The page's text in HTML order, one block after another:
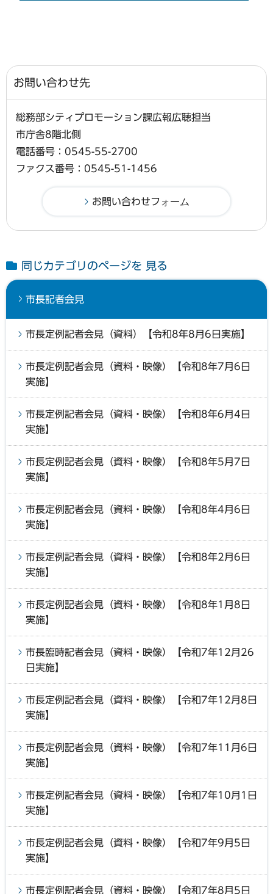
お問い合わせ先
総務部シティプロモーション課広報広聴担当
市庁舎8階北側
電話番号：0545-55-2700
ファクス番号：0545-51-1456
同じカテゴリのページを 見る
市長記者会見
市長定例記者会見（資料）【令和8年8月6日実施】
市長定例記者会見（資料・映像）【令和8年7月6日
実施】
市長定例記者会見（資料・映像）【令和8年6月4日
実施】
市長定例記者会見（資料・映像）【令和8年5月7日
実施】
市長定例記者会見（資料・映像）【令和8年4月6日
実施】
市長定例記者会見（資料・映像）【令和8年2月6日
実施】
市長定例記者会見（資料・映像）【令和8年1月8日
実施】
市長臨時記者会見（資料・映像）【令和7年12月26
日実施】
市長定例記者会見（資料・映像）【令和7年12月8日
実施】
市長定例記者会見（資料・映像）【令和7年11月6日
実施】
市長定例記者会見（資料・映像）【令和7年10月1日
実施】
市長定例記者会見（資料・映像）【令和7年9月5日
実施】
市長定例記者会見（資料・映像）【令和7年8月5日